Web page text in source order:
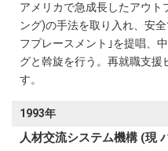
アメリカで急成長したアウト
ング)の手法を取り入れ、安
フプレースメント｣を提唱、
グと斡旋を行う。再就職支援
す。
1993年
人材交流システム機構 (現